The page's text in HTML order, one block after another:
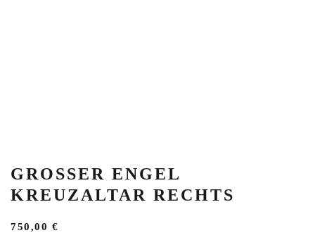
GROSSER ENGEL K
REUZALTAR RECHTS
750,00 €